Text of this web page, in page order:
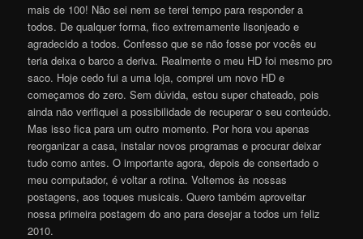
mais de 100! Não sei nem se terei tempo para responder a
todos. De qualquer forma, fico extremamente lisonjeado e
agradecido a todos. Confesso que se não fosse por vocês eu
teria deixa o barco a deriva. Realmente o meu HD foi mesmo pro
saco. Hoje cedo fui a uma loja, comprei um novo HD e
começamos do zero. Sem dúvida, estou super chateado, pois
ainda não verifiquei a possibilidade de recuperar o seu conteúdo.
Mas isso fica para um outro momento. Por hora vou apenas
reorganizar a casa, instalar novos programas e procurar deixar
tudo como antes. O importante agora, depois de consertado o
meu computador, é voltar a rotina. Voltemos às nossas
postagens, aos toques musicais. Quero também aproveitar
nossa primeira postagem do ano para desejar a todos um feliz
2010.